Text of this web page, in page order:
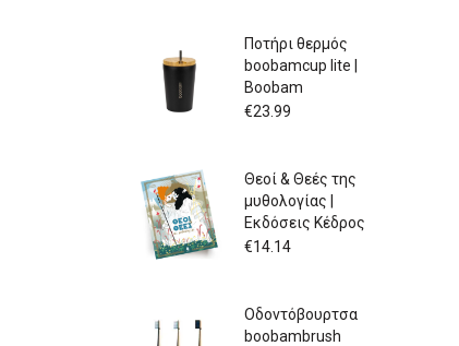
Ποτήρι θερμός
boobamcup lite |
Boobam
€23.99
Θεοί & Θεές της
μυθολογίας |
Εκδόσεις Κέδρος
€14.14
Οδοντόβουρτσα
boobambrush